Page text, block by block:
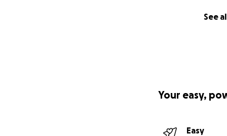
See
Your easy,
Easy